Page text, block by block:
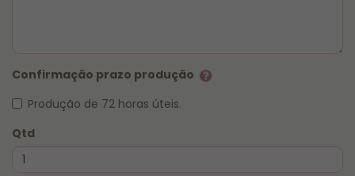
Confirmação prazo produção
Produção de 72 horas úteis.
Qtd